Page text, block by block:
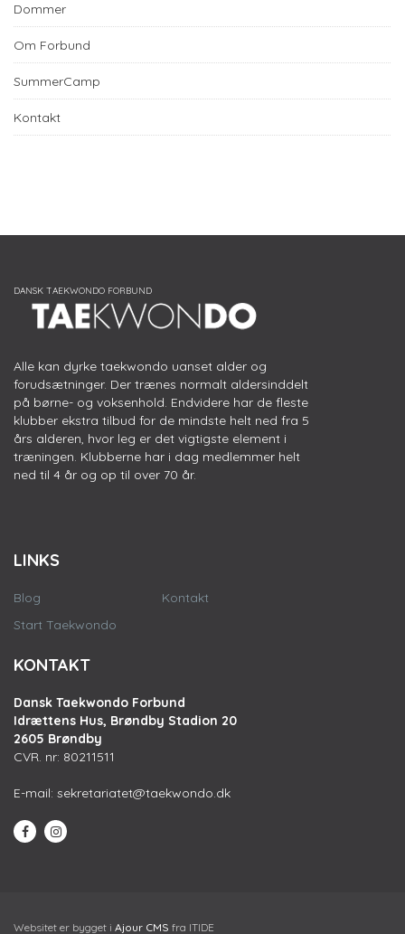
Dommer
Om Forbund
SummerCamp
Kontakt
Alle kan dyrke taekwondo uanset alder og
forudsætninger. Der trænes normalt aldersinddelt
på børne- og voksenhold. Endvidere har de fleste
klubber ekstra tilbud for de mindste helt ned fra 5
års alderen, hvor leg er det vigtigste element i
træningen. Klubberne har i dag medlemmer helt
ned til 4 år og op til over 70 år.
LINKS
Blog
Start Taekwondo
Kontakt
KONTAKT
Dansk Taekwondo Forbund
Idrættens Hus, Brøndby Stadion 20
2605 Brøndby
CVR. nr: 80211511
E-mail: sekretariatet@taekwondo.dk
Websitet er bygget i Ajour CMS fra ITIDE